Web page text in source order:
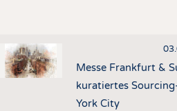
Messe Frankfurt &
kuratiertes
York City